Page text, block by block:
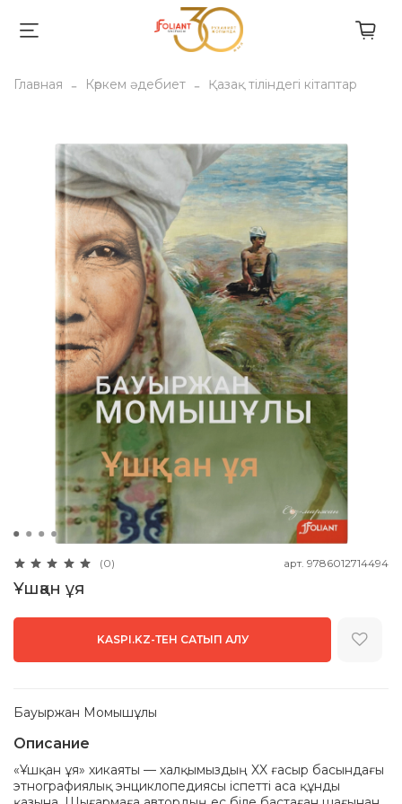
Главная Көркем әдебиет Қазақ тіліндегі кітаптар
(0) арт. 9786012714494
Ұшқан ұя
KASPI.KZ-ТЕН САТЫП АЛУ
Бауыржан Момышұлы
Описание
«Ұшқан ұя» хикаяты — халқымыздың XX ғасыр басындағы
этнографиялық энциклопедиясы іспетті аса құнды